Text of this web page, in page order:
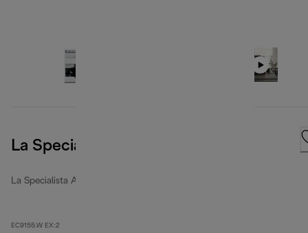
La Specialista Arte, White
La Specialista Arte
EC9155.W EX:2